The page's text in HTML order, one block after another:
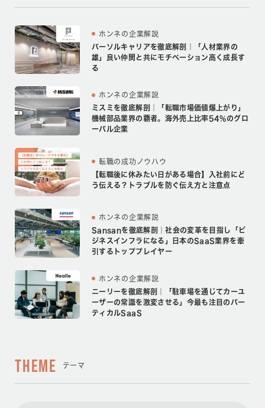
ホンネの企業解説
パーソルキャリアを徹底解剖｜「人材業界の
雄」良い仲間と共にモチベーション高く成長す
る
ホンネの企業解説
ミスミを徹底解剖｜「転職市場価値爆上がり」
機械部品業界の覇者。海外売上比率54%のグロ
ーバル企業
転職の成功ノウハウ
【転職後に休みたい日がある場合】入社前にど
う伝える？トラブルを防ぐ伝え方と注意点
ホンネの企業解説
Sansanを徹底解剖｜社会の変革を目指し「ビ
ジネスインフラになる」日本のSaaS業界を牽
引するトッププレイヤー
ホンネの企業解説
ニーリーを徹底解剖｜「駐車場を通じてカーユ
ーザーの常識を激変させる」今最も注目のバー
ティカルSaaS
THEME テーマ